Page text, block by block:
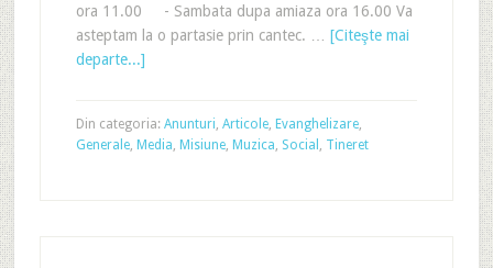
ora 11.00 - Sambata dupa amiaza ora 16.00 Va
asteptam la o partasie prin cantec. … [Citeşte mai
departe...]
Din categoria: Anunturi, Articole, Evanghelizare,
Generale, Media, Misiune, Muzica, Social , Tineret